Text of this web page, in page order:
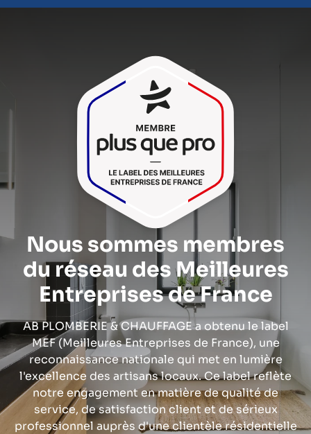
Nous sommes membres
du réseau des Meilleures
Entreprises de France
AB PLOMBERIE & CHAUFFAGE a obtenu lelabel
MEF(Meilleures Entreprises de France), une
reconnaissance nationale qui met en lumière
l'excellence des artisans locaux. Ce label reflète
notre engagement en matière dequalité de
service, de satisfaction client et de sérieux
professionnel auprès d'une clientèle résidentielle